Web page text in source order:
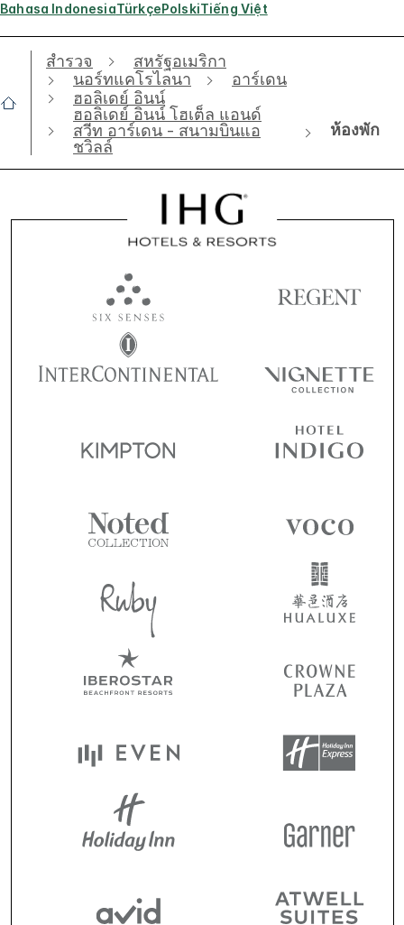
Bahasa IndonesiaTürkçePolskiTiếng Việt
สำรวจ
สหรัฐอเมริกา
นอร์ทแคโรไลนา
อาร์เดน
ฮอลิเดย์ อินน์
ฮอลิเดย์ อินน์ โฮเต็ล แอนด์
สวีท อาร์เดน - สนามบินแอ
ชวิลล์
ห้องพัก